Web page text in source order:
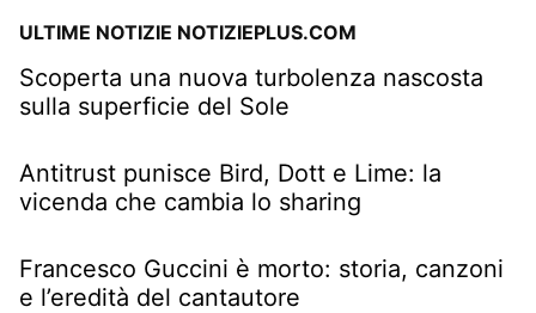
ULTIME NOTIZIE NOTIZIEPLUS.COM
Scoperta una nuova turbolenza nascosta
sulla superficie del Sole
Antitrust punisce Bird, Dott e Lime: la
vicenda che cambia lo sharing
Francesco Guccini è morto: storia, canzoni
e l’eredità del cantautore